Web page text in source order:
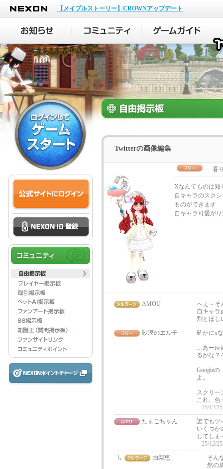
NEXON
【メイプルストーリー】CROWNアップデート
Twitterの画像編集
香
Xなんてものは知
自キャラのスク
ものができます
自キャラ可愛が
AMOU
へぇ～そ
自キャラ
割とほし
砂漠のエル子
確かにx
…あー
るかな？
Googleの
よ。
スクリー
これ、色
25/12/
たまごちゃん
誰でもツ
いくつか
してし
25/12/
由梨恵
そん
然の